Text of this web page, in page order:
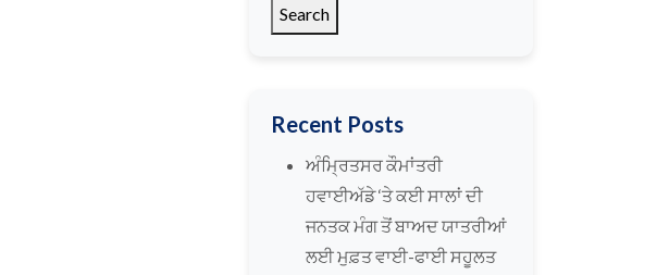
Search
Recent Posts
ਅੰਮ੍ਰਿਤਸਰ ਕੌਮਾਂਤਰੀ
ਹਵਾਈਅੱਡੇ ‘ਤੇ ਕਈ ਸਾਲਾਂ ਦੀ
ਜਨਤਕ ਮੰਗ ਤੋਂ ਬਾਅਦ ਯਾਤਰੀਆਂ
ਲਈ ਮੁਫ਼ਤ ਵਾਈ-ਫਾਈ ਸਹੂਲਤ